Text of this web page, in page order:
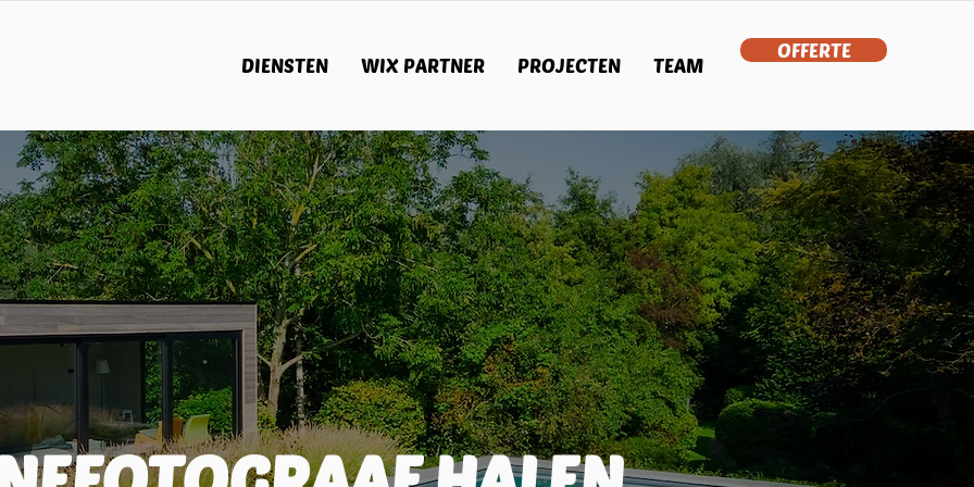
DIENSTEN WIX PARTNER PROJECTEN TEAM
OFFERTE